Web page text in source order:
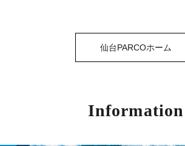
仙台PARCOホーム
Information